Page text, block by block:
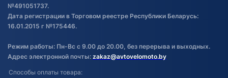
№491051737.
Дата регистрации в Торговом реестре Республики Беларусь:
16.01.2015 г №175446.
Режим работы: Пн-Вс с 9.00 до 20.00, без перерыва и выходных.
Адрес электронной почты: zakaz@avtovelomoto.by
Способы оплаты товара: